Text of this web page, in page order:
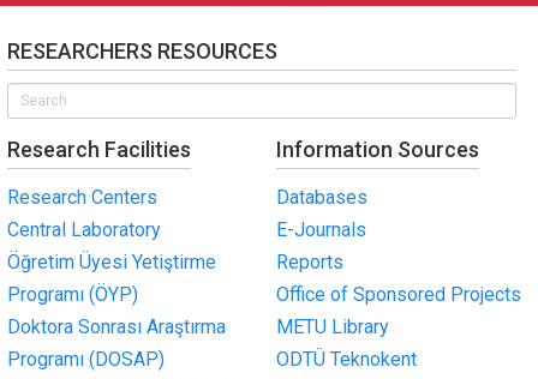
RESEARCHERS RESOURCES
Research Facilities
Research Centers
Central Laboratory
Öğretim Üyesi Yetiştirme
Programı (ÖYP)
Doktora Sonrası Araştırma
Programı (DOSAP)
Information Sources
Databases
E-Journals
Reports
Office of Sponsored Projects
METU Library
ODTÜ Teknokent